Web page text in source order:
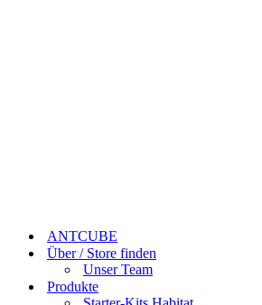
ANTCUBE
Über / Store finden
Unser Team
Produkte